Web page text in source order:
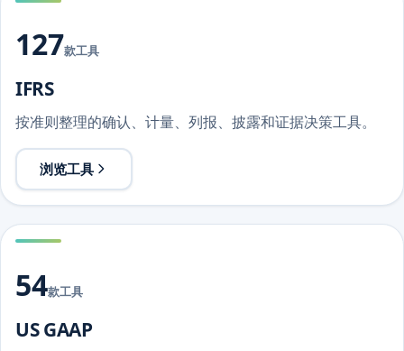
127款工具
IFRS
按准则整理的确认、计量、列报、披露和证据决策工具。
浏览工具
54款工具
US GAAP